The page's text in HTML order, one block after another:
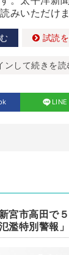
みいただけま
試読
ンして続きを読
LINE
市高田で５
濫特別警報」